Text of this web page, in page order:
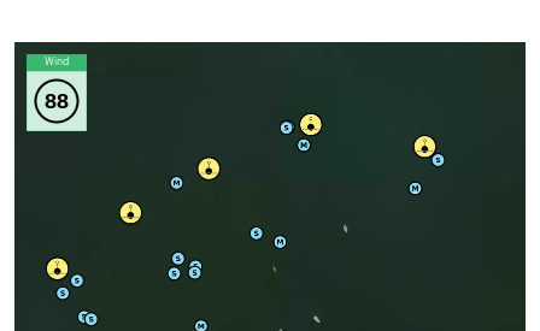
Wind
88